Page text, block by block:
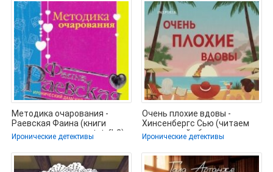
Методика очарования -
Раевская Фаина (книги
хорошего качества txt, fb2)
📗
Иронические детективы
Очень плохие вдовы -
Хинсенбергс Сью (читаем
книги онлайн бесплатно
полностью
Иронические детективы